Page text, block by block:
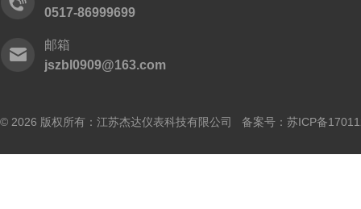
0517-86999699
邮箱
jszbl0909@163.com
© 2026 版权所有：江苏杰达仪表科技有限公司 备案号： 苏ICP备